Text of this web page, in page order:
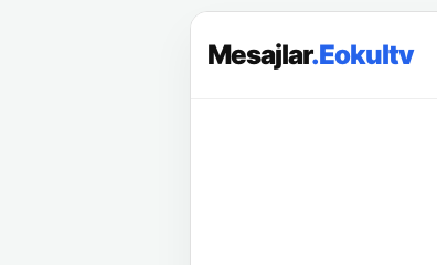
Mesajlar.Eokultv